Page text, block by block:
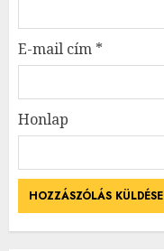
E-mail cím *
Honlap